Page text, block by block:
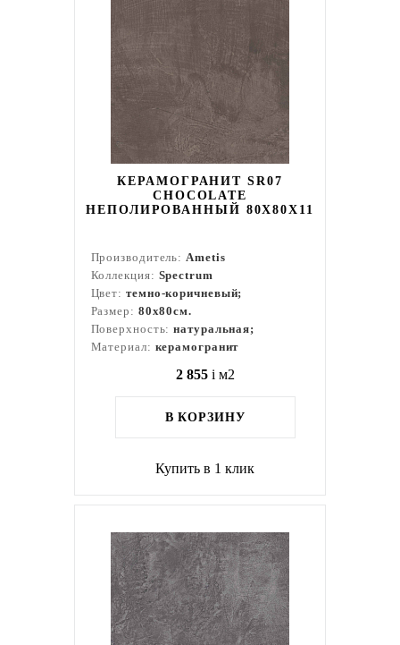
КЕРАМОГРАНИТ SR07
CHOCOLATE
НЕПОЛИРОВАННЫЙ 80X80Х11
Производитель:Ametis
Коллекция: Spectrum
Цвет: темно-коричневый;
Размер: 80x80см.
Поверхность:натуральная;
Материал: керамогранит
2 855 i м2
В КОРЗИНУ
Купить в 1 клик